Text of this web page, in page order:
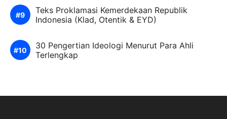
Teks Proklamasi Kemerdekaan Republik
Indonesia (Klad, Otentik & EYD)
30 Pengertian Ideologi Menurut Para Ahli
Terlengkap